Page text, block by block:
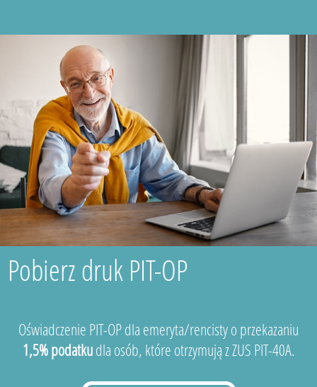
Pobierz druk PIT-OP
Oświadczenie PIT-OP dla emeryta/rencisty o przekazaniu
1,5% podatkudla osób, które otrzymują z ZUS PIT-40A.